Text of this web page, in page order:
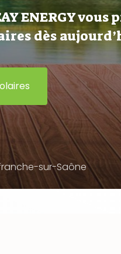
ENERGY vous
dès
sur-Saône